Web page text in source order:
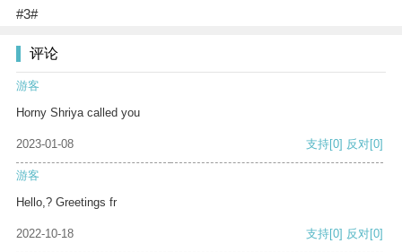
#3#
评论
游客
Horny Shriya called you
2023-01-08 支持[0] 反对[0]
游客
Hello,? Greetings fr
2022-10-18 支持[0] 反对[0]